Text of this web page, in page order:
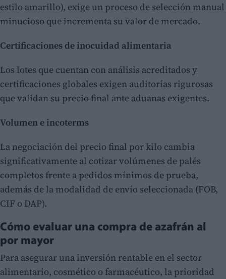
estilo amarillo), exige un proceso de selección manual
minucioso que incrementa su valor de mercado.
Certificaciones de inocuidad alimentaria
Los lotes que cuentan con análisis acreditados y
certificaciones globales exigen auditorías rigurosas
que validan su precio final ante aduanas exigentes.
Volumen e incoterms
La negociación del precio final por kilo cambia
significativamente al cotizar volúmenes de palés
completos frente a pedidos mínimos de prueba,
además de la modalidad de envío seleccionada (FOB,
CIF o DAP).
Cómo evaluar una compra de azafrán al
por mayor
Para asegurar una inversión rentable en el sector
alimentario, cosmético o farmacéutico, la prioridad